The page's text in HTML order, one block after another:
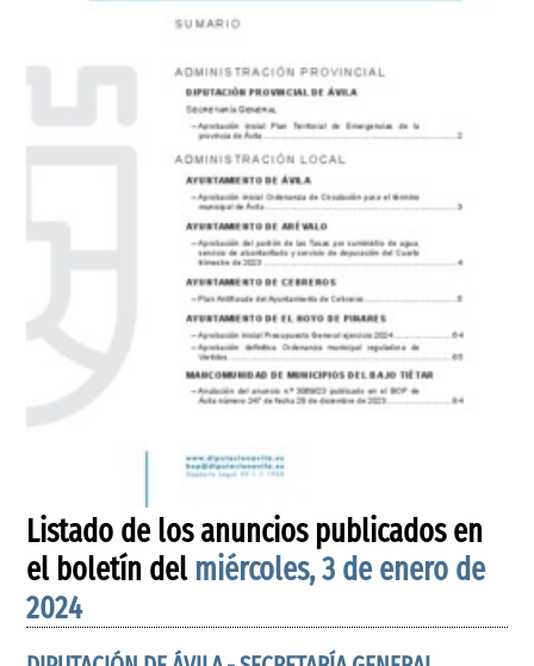
Listado de los anuncios publicados en
el boletín del miércoles, 3 de enero de
2024